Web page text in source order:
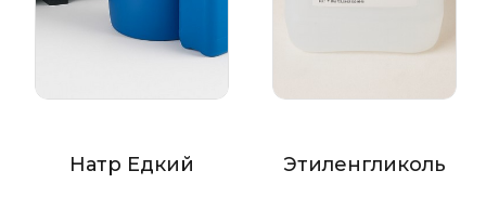
Натр Едкий Этиленгликоль